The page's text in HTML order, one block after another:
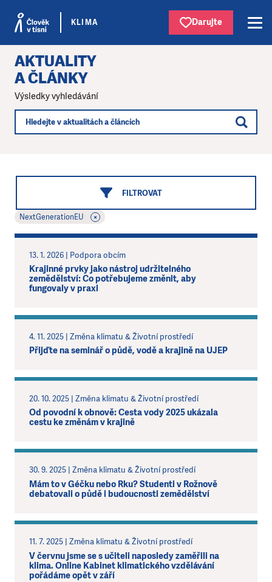
KLIMA Darujte
AKTUALITY
A ČLÁNKY
Výsledky vyhledávání
FILTROVAT
NextGenerationEU ×
13. 1. 2026 | Podpora obcím
Krajinné prvky jako nástroj udržitelného
zemědělství: Co potřebujeme změnit, aby
fungovaly v praxi
4. 11. 2025 | Změna klimatu & Životní prostředí
Přijďte na seminář o půdě, vodě a krajině na UJEP
20. 10. 2025 | Změna klimatu & Životní prostředí
Od povodní k obnově: Cesta vody 2025 ukázala
cestu ke změnám v krajině
30. 9. 2025 | Změna klimatu & Životní prostředí
Mám to v Géčku nebo Rku? Studenti v Rožnově
debatovali o půdě i budoucnosti zemědělství
11. 7. 2025 | Změna klimatu & Životní prostředí
V červnu jsme se s učiteli naposledy zaměřili na
klima. Online Kabinet klimatického vzdělávání
pořádáme opět v září